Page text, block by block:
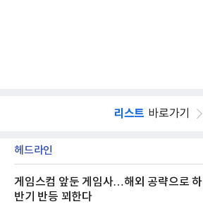
리스트 바로가기
헤드라인
게임스컴 앞둔 게임사…해외 공략으로 하
반기 반등 꾀한다